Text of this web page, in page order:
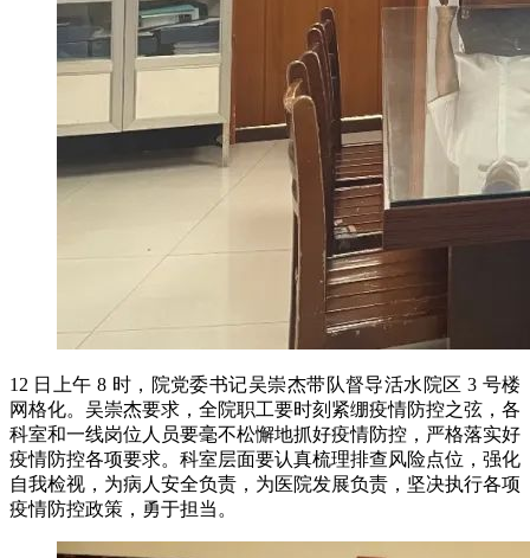
12 日上午 8 时，院党委书记吴崇杰带队督导活水院区 3 号楼
网格化。吴崇杰要求，全院职工要时刻紧绷疫情防控之弦，各
科室和一线岗位人员要毫不松懈地抓好疫情防控，严格落实好
疫情防控各项要求。科室层面要认真梳理排查风险点位，强化
自我检视，为病人安全负责，为医院发展负责，坚决执行各项
疫情防控政策，勇于担当。